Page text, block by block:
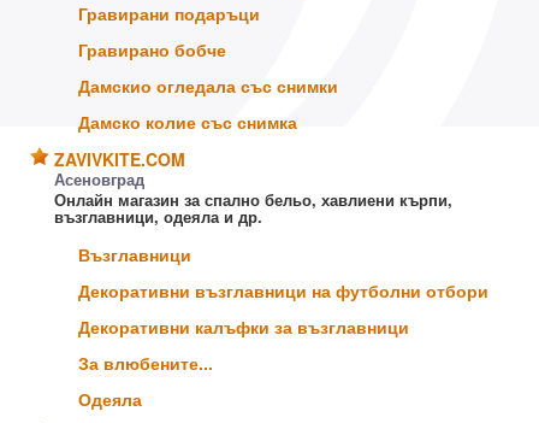
Гравирани подаръци
Гравирано бобче
Дамскио огледала със снимки
Дамско колие със снимка
ZAVIVKITE.COM
Асеновград
Онлайн магазин за спално бельо, хавлиени кърпи,
възглавници, одеяла и др.
Възглавници
Декоративни възглавници на футболни отбори
Декоративни калъфки за възглавници
За влюбените...
Одеяла